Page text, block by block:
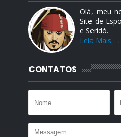
Olá, meu
Site de
e Seridó.
Leia Mais →
CONTATOS